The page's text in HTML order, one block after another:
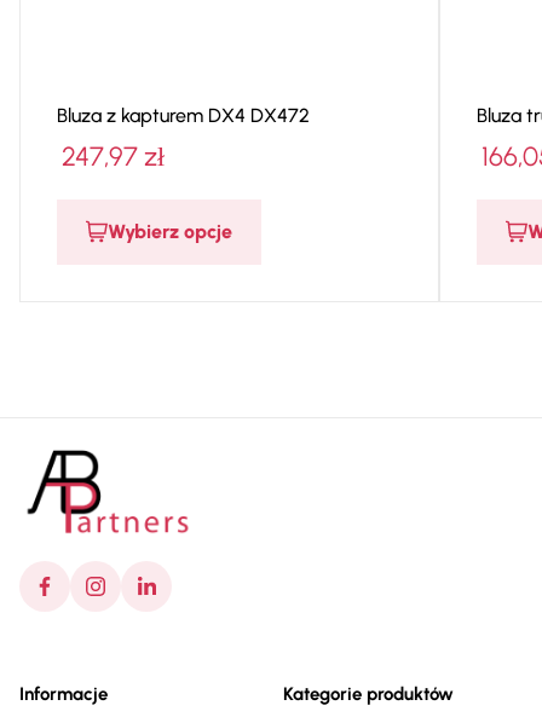
Bluza z kapturem DX4 DX472
247,97zł
Wybierz opcje
Bluza
Informacje
Kategorie produktów